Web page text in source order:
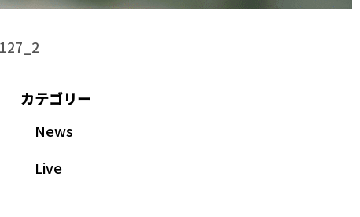
カテゴリー
News
Live